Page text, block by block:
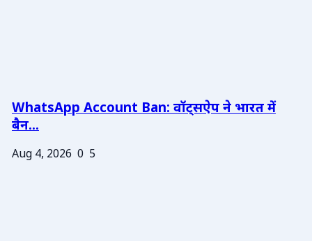
WhatsApp Account Ban: वॉट्सऐप ने भारत में
बैन...
Aug 4, 2026 0 5